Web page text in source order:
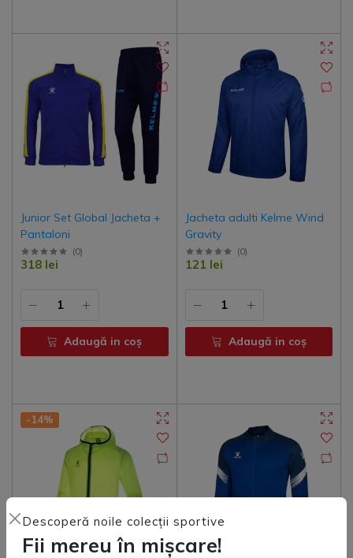
Descoperă noile colecții sportive
Fii mereu în mișcare!
Junior Set Global Jacheta +
Pantaloni
(0)
318 lei
Adaugă in coş
Jacheta adulti Kelme Wind
Gravity
(0)
121 lei
Adaugă in coş
-14%